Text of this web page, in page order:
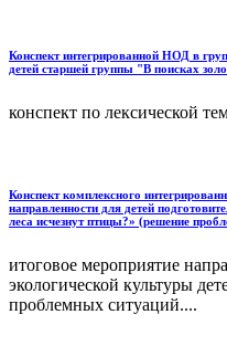
Конспект интегрированной НОД в
детей старшей группы "В поисках
конспект по лексической
Конспект комплексного
направленности для детей
леса исчезнут птицы?» (решение
итоговое мероприятие
экологической культуры
проблемных ситуаций....